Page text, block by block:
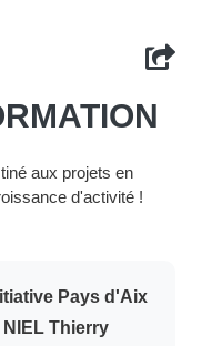
aux projets en
d'activité !
Pays d'Aix
NIEL Thierry